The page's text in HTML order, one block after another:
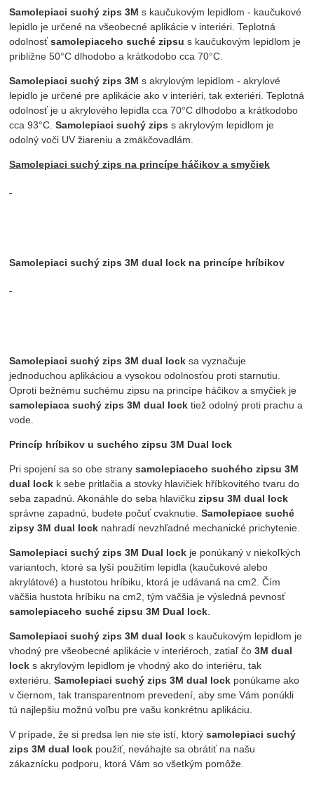
Samolepiaci suchý zips 3M s kaučukovým lepidlom - kaučukové
lepidlo je určené na všeobecné aplikácie v interiéri. Teplotná
odolnosťsamolepiaceho suché zipsu s kaučukovým lepidlom je
približne 50°C dlhodobo a krátkodobo cca 70°C.
Samolepiaci suchý zips 3M s akrylovým lepidlom - akrylové
lepidlo je určené pre aplikácie ako v interiéri, tak exteriéri. Teplotná
odolnosť je u akrylového lepidla cca 70°C dlhodobo a krátkodobo
cca 93°C.Samolepiaci suchý zips s akrylovým lepidlom je
odolný voči UV žiareniu a zmäkčovadlám.
Samolepiaci suchý zips na princípe háčikov a smyčiek
Samolepiaci suchý zips 3M dual lock na princípe hríbikov
Samolepiaci suchý zips 3M dual lock sa vyznačuje
jednoduchou aplikáciou a vysokou odolnosťou proti starnutiu.
Oproti bežnému suchému zipsu na princípe háčikov a smyčiek je
samolepiaca suchý zips 3M dual lock tiež odolný proti prachu a
vode.
Princíp hríbikov u suchého zipsu 3M Dual lock
Pri spojení sa so obe stranysamolepiaceho suchého zipsu 3M
dual lock k sebe pritlačia a stovky hlavičiek hříbkovitého tvaru do
seba zapadnú. Akonáhle do seba hlavičkuzipsu 3M dual lock
správne zapadnú, budete počuť cvaknutie.Samolepiace suché
zipsy 3M dual lock nahradí nevzhľadné mechanické prichytenie.
Samolepiaci suchý zips 3M Dual lock je ponúkaný v niekoľkých
variantoch, ktoré sa lyší použitím lepidla (kaučukové alebo
akrylátové) a hustotou hríbiku, ktorá je udávaná na cm2. Čím
väčšia hustota hríbiku na cm2, tým väčšia je výsledná pevnosť
samolepiaceho suché zipsu 3M Dual lock
Samolepiaci suchý zips 3M dual lock s kaučukovým lepidlom je
vhodný pre všeobecné aplikácie v interiéroch, zatiaľ čo3M dual
lock s akrylovým lepidlom je vhodný ako do interiéru, tak
exteriéru.Samolepiaci suchý zips 3M dual lock ponúkame ako
v čiernom, tak transparentnom prevedení, aby sme Vám ponúkli
tú najlepšiu možnú voľbu pre vašu konkrétnu aplikáciu.
V prípade, že si predsa len nie ste istí, ktorýsamolepiaci suchý
zips 3M dual lock použiť, neváhajte sa obrátiť na našu
zákaznícku podporu, ktorá Vám so všetkým pomôže.